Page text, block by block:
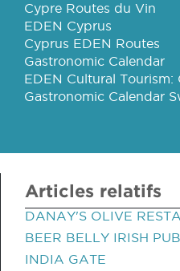
Cypre Routes du Vin
EDEN Cyprus
Cyprus EDEN Routes
Gastronomic Calendar
EDEN Cultural Tourism:
Gastronomic Calendar
Articles relatifs
DANAY'S OLIVE
BEER BELLY IRISH PUB
INDIA GATE